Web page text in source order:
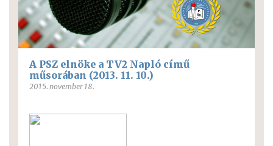
A PSZ elnöke a TV2 Napló című
műsorában (2013. 11. 10.)
2015. november 18.